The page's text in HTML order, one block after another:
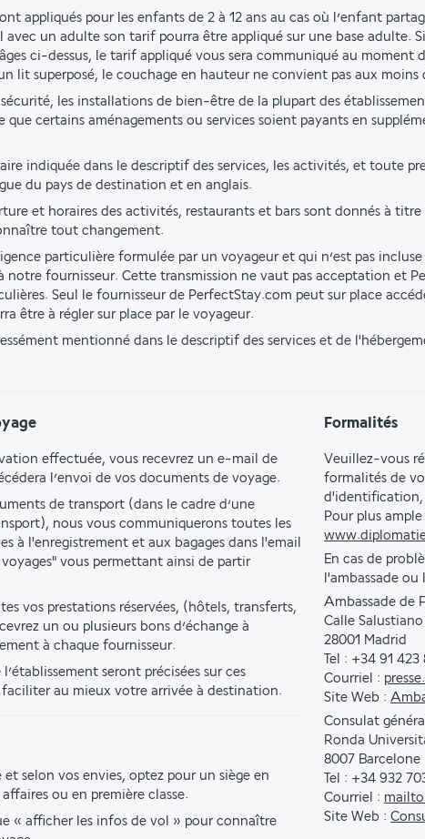
appliqués pour les enfants de 2 à 12 ans au cas où l’enfant
avec un adulte son tarif pourra être appliqué sur une base
ci-dessus, le tarif appliqué vous sera communiqué au
lit superposé, le couchage en hauteur ne convient pas aux moins
les installations de bien-être de la plupart des
que certains aménagements ou services soient payants en
indiquée dans le descriptif des services, les activités, et toute
du pays de destination et en anglais.
et horaires des activités, restaurants et bars sont donnés à
tout changement.
particulière formulée par un voyageur et qui n’est pas
notre fournisseur. Cette transmission ne vaut pas acceptation et
Seul le fournisseur de PerfectStay.com peut sur place
être à régler sur place par le voyageur.
mentionné dans le descriptif des services et de
effectuée, vous recevrez un e-mail de
l’envoi de vos documents de voyage.
de transport (dans le cadre d’une
nous vous communiquerons toutes les
à l'enregistrement et aux bagages dans l'email
vous permettant ainsi de partir
vos prestations réservées, (hôtels, transferts,
un ou plusieurs bons d’échange à
à chaque fournisseur.
seront précisées sur ces
au mieux votre arrivée à destination.
et selon vos envies, optez pour un siège en
ou en première classe.
« afficher les infos de vol » pour connaître
Formalités
Veuillez-vous
formalités de
d'identification,
Pour plus
En cas de
l'ambassade
Ambassade de
Calle
28001 Madrid
Tel : +34 91 423
Courriel :
Site Web :
Consulat
Ronda
8007 Barcelone
Tel : +34 932
Courriel :
Site Web :